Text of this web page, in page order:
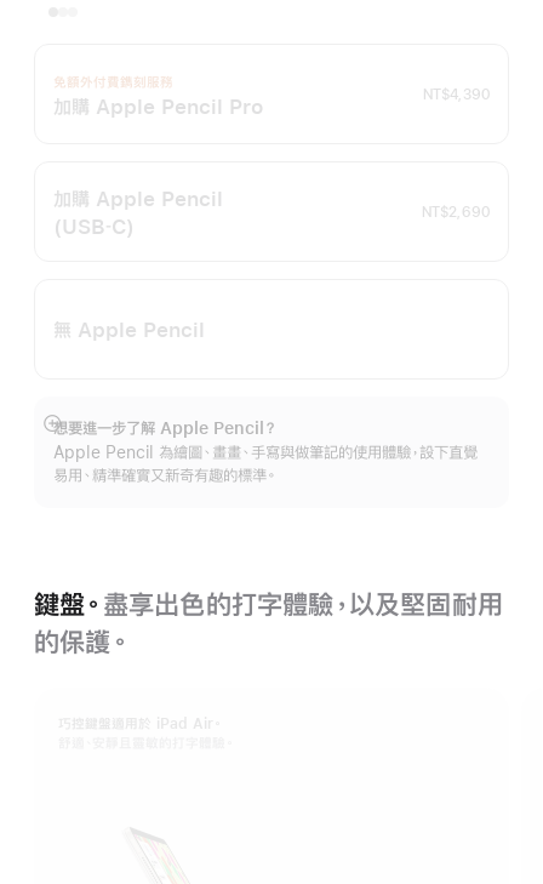
免額外付費鐫刻服務
加購 Apple Pencil Pro
NT$4,390
加購 Apple Pencil
(USB‑C)
NT$2,690
無 Apple Pencil
想要進一步了解 Apple Pencil？
Apple Pencil 為繪圖、畫畫、手寫與做筆記的使用體驗，設下直覺
易用、精準確實又新奇有趣的標準。
顯
示
更
鍵盤。 盡享出色的打字體驗，以及堅固耐用
的保護。